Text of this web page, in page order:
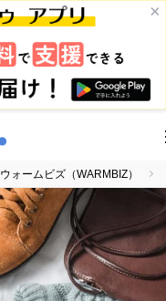
×
ウォームビズ（WARMBIZ）